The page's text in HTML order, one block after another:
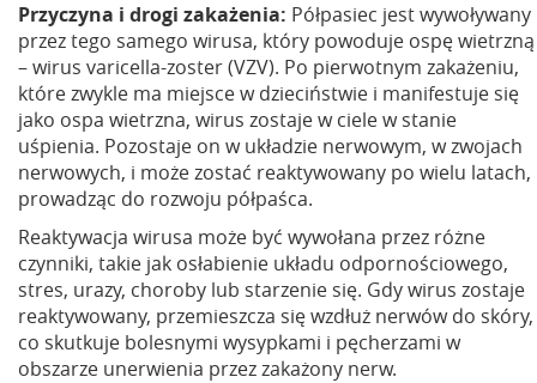
Przyczyna i drogi zakażenia: Półpasiec jest wywoływany
przez tego samego wirusa, który powoduje ospę wietrzną
– wirus varicella-zoster (VZV). Po pierwotnym zakażeniu,
które zwykle ma miejsce w dzieciństwie i manifestuje się
jako ospa wietrzna, wirus zostaje w ciele w stanie
uśpienia. Pozostaje on w układzie nerwowym, w zwojach
nerwowych, i może zostać reaktywowany po wielu latach,
prowadząc do rozwoju półpaśca.
Reaktywacja wirusa może być wywołana przez różne
czynniki, takie jak osłabienie układu odpornościowego,
stres, urazy, choroby lub starzenie się. Gdy wirus zostaje
reaktywowany, przemieszcza się wzdłuż nerwów do skóry,
co skutkuje bolesnymi wysypkami i pęcherzami w
obszarze unerwienia przez zakażony nerw.